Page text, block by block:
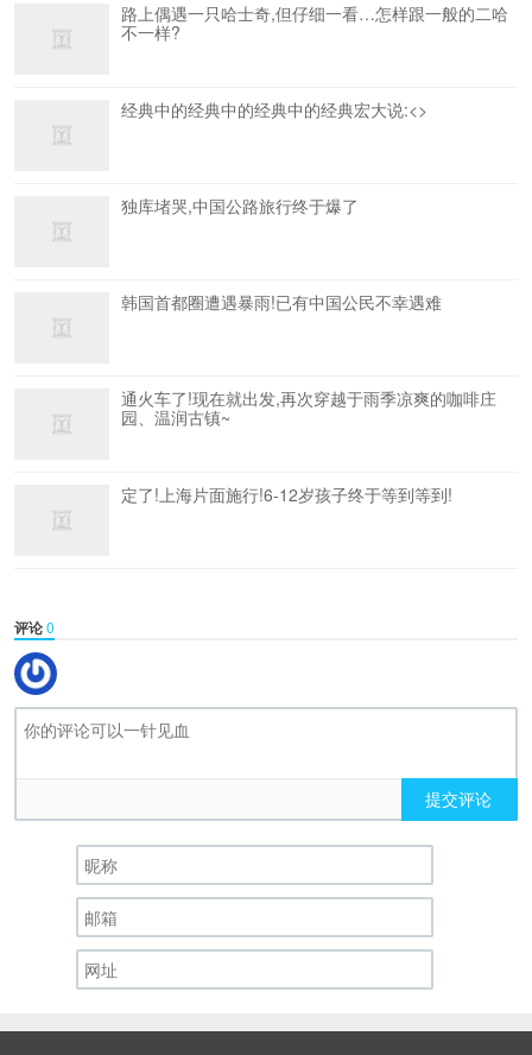
路上偶遇一只哈士奇,但仔细一看…怎样跟一般的二哈
不一样?
经典中的经典中的经典中的经典宏大说:<>
独库堵哭,中国公路旅行终于爆了
韩国首都圈遭遇暴雨!已有中国公民不幸遇难
通火车了!现在就出发,再次穿越于雨季凉爽的咖啡庄
园、温润古镇~
定了!上海片面施行!6-12岁孩子终于等到等到!
评论0
提交评论